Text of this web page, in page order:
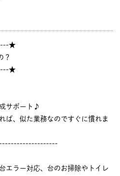
★
？
★
サポート♪
ば、似た業務なのですぐに慣れま
エラー対応、台のお掃除やトイレ